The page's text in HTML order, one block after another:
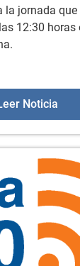
la jornada que
12:30 horas
Noticia